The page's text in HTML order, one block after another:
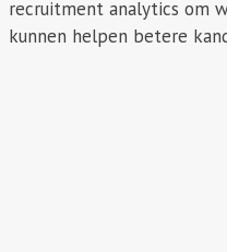
recruitment analytics om
kunnen helpen betere